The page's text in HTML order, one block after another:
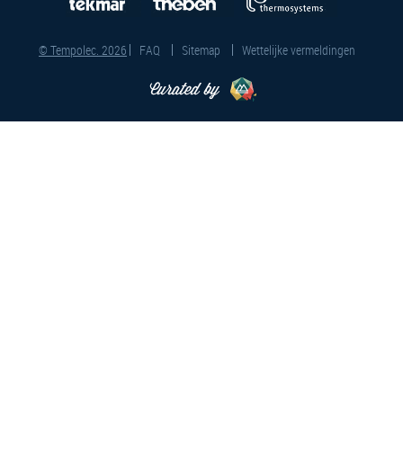
© Tempolec. 2026 FAQ Sitemap Wettelijke vermeldingen